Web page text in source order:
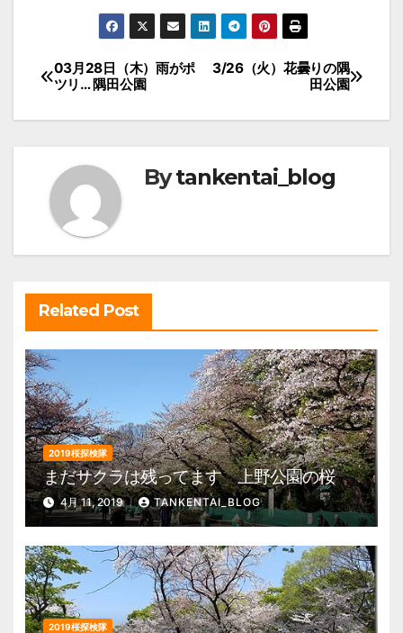
投
稿
ナ
ゲ
ー
シ
ョ
ン
3/26（火）花曇りの隅
田公園
03月28日（木）雨がポ
ツリ… 隅田公園
Bytankentai_blog
Related Post
2019桜探検隊
まだサクラは残ってます 上野公園の桜
4月 11, 2019 TANKENTAI_BLOG
2019桜探検隊